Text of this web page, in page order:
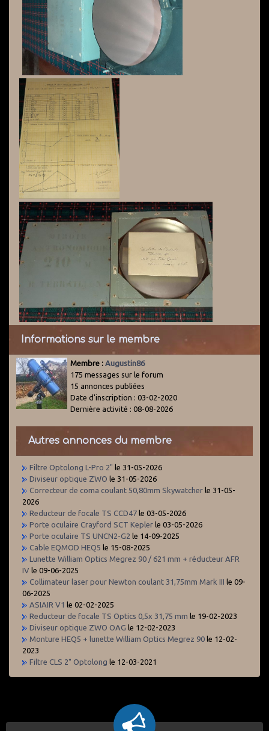
Informations sur le membre
Membre : Augustin86
175 messages sur le forum
15 annonces publiées
Date d'inscription : 03-02-2020
Dernière activité : 08-08-2026
Autres annonces du membre
Filtre Optolong L-Pro 2" le 31-05-2026
Diviseur optique ZWO le 31-05-2026
Correcteur de coma coulant 50,80mm Skywatcher le 31-05-
2026
Reducteur de focale TS CCD47 le 03-05-2026
Porte oculaire Crayford SCT Kepler le 03-05-2026
Porte oculaire TS UNCN2-G2 le 14-09-2025
Cable EQMOD HEQ5 le 15-08-2025
Lunette William Optics Megrez 90 / 621 mm + réducteur AFR
IV le 09-06-2025
Collimateur laser pour Newton coulant 31,75mm Mark III le 09-
06-2025
ASIAIR V1 le 02-02-2025
Reducteur de focale TS Optics 0,5x 31,75 mm le 19-02-2023
Diviseur optique ZWO OAG le 12-02-2023
Monture HEQ5 + lunette William Optics Megrez 90 le 12-02-
2023
Filtre CLS 2" Optolong le 12-03-2021